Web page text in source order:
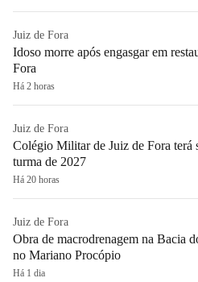
Juiz de Fora
Idoso morre após engasgar em
Fora
Há 2 horas
Juiz de Fora
Colégio Militar de Juiz de Fora terá
turma de 2027
Há 20 horas
Juiz de Fora
Obra de macrodrenagem na Bacia
no Mariano Procópio
Há 1 dia